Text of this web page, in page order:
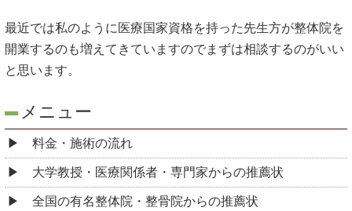
最近では私のように医療国家資格を持った先生方が整体院を
開業するのも増えてきていますのでまずは相談するのがいい
と思います。
メニュー
料金・施術の流れ
大学教授・医療関係者・専門家からの推薦状
全国の有名整体院・整骨院からの推薦状